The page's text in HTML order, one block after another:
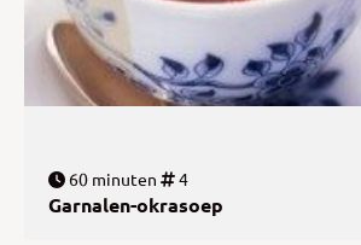
60 minuten 4
Garnalen-okrasoep